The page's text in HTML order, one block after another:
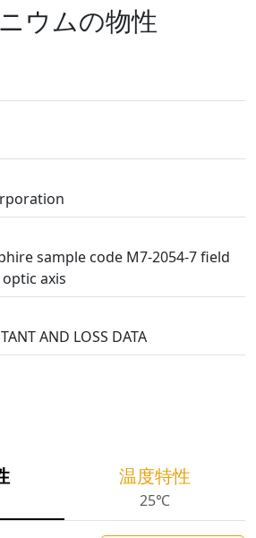
ウムの物性
sample code M7-2054-7 field
axis
AND LOSS DATA
温度特性
25℃